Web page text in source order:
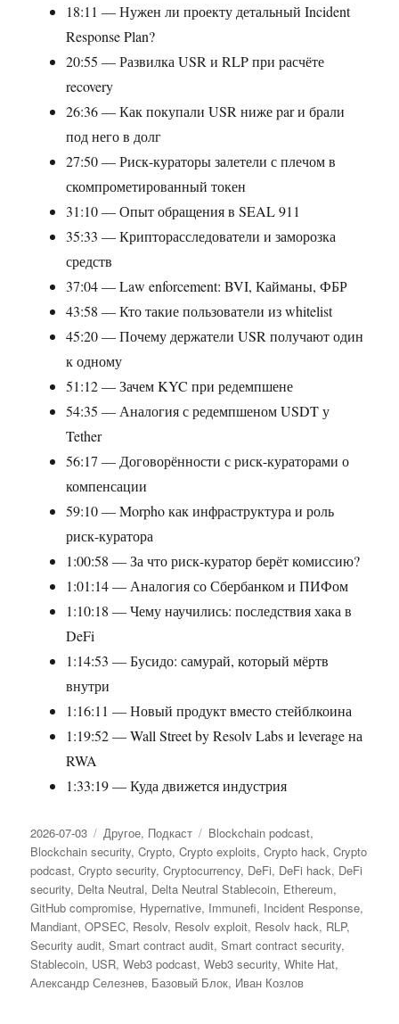
18:11 — Нужен ли проекту детальный Incident
Response Plan?
20:55 — Развилка USR и RLP при расчёте
recovery
26:36 — Как покупали USR ниже par и брали
под него в долг
27:50 — Риск-кураторы залетели с плечом в
скомпрометированный токен
31:10 — Опыт обращения в SEAL 911
35:33 — Крипторасследователи и заморозка
средств
37:04 — Law enforcement: BVI, Кайманы, ФБР
43:58 — Кто такие пользователи из whitelist
45:20 — Почему держатели USR получают один
к одному
51:12 — Зачем KYC при редемпшене
54:35 — Аналогия с редемпшеном USDT у
Tether
56:17 — Договорённости с риск-кураторами о
компенсации
59:10 — Morpho как инфраструктура и роль
риск-куратора
1:00:58 — За что риск-куратор берёт комиссию?
1:01:14 — Аналогия со Сбербанком и ПИФом
1:10:18 — Чему научились: последствия хака в
DeFi
1:14:53 — Бусидо: самурай, который мёртв
внутри
1:16:11 — Новый продукт вместо стейблкоина
1:19:52 — Wall Street by Resolv Labs и leverage на
RWA
1:33:19 — Куда движется индустрия
Опубликовано
2026-07-03 Рубрики
Другое, Подкаст Метки
Blockchain podcast,
Blockchain security,Crypto,Crypto exploits,Crypto hack,Crypto
podcast,Crypto security,Cryptocurrency, DeFi, DeFi hack, DeFi
security, Delta Neutral, Delta Neutral Stablecoin, Ethereum,
GitHub compromise, Hypernative, Immunefi, Incident Response,
Mandiant,OPSEC, Resolv, Resolv exploit, Resolv hack, RLP,
Security audit,Smart contract audit,Smart contract security,
Stablecoin, USR,Web3 podcast,Web3 security,White Hat,
Александр Селезнев, Базовый Блок, Иван Козлов